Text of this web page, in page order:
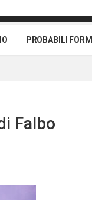
PROBABILI
Falbo